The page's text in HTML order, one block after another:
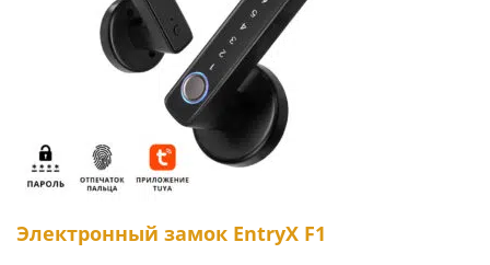
Электронный замок EntryX F1